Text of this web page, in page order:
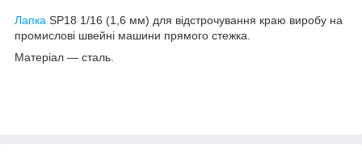
Лапка SP18 1/16 (1,6 мм) для відстрочування краю виробу на
промислові швейні машини прямого стежка.
Матеріал — сталь.